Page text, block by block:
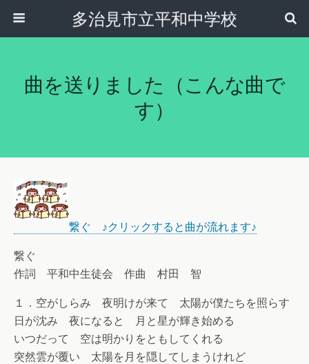
多治見市立平和中学校
曲を送りました（こんな曲で
す）
繋ぐ ♪クリックすると曲が流れます♪
繋ぐ
作詞 平和中生徒会 作曲 村田 智
１．空がしらみ 夜明けが来て 太陽が僕たちを照らす
日が沈み 夜になると 月と星が輝き始める
いつだって 空は明かりをともしてくれる
突然雲が覆い 太陽を月を隠してしまうけれど